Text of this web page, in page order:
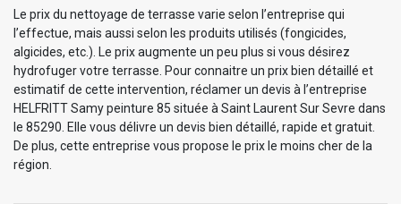
Le prix du nettoyage de terrasse varie selon l’entreprise qui
l’effectue, mais aussi selon les produits utilisés (fongicides,
algicides, etc.). Le prix augmente un peu plus si vous désirez
hydrofuger votre terrasse. Pour connaitre un prix bien détaillé et
estimatif de cette intervention, réclamer un devis à l’entreprise
HELFRITT Samy peinture 85 située à Saint Laurent Sur Sevre dans
le 85290. Elle vous délivre un devis bien détaillé, rapide et gratuit.
De plus, cette entreprise vous propose le prix le moins cher de la
région.